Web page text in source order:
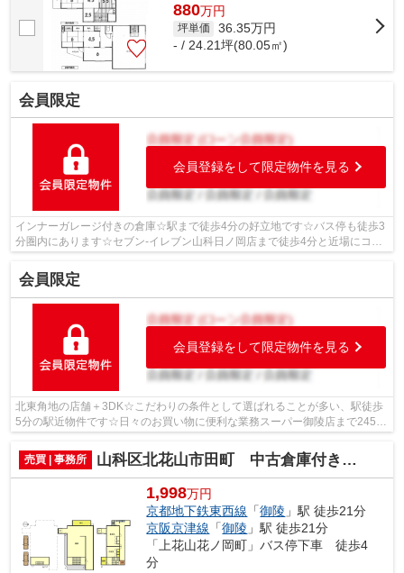
880万円
坪単価 36.35万円
- / 24.21坪(80.05㎡)
会員限定
会員登録をして限定物件を見る
インナーガレージ付きの倉庫☆駅まで徒歩4分の好立地です☆バス停も徒歩3
分圏内にあります☆セブン-イレブン山科日ノ岡店まで徒歩4分と近場にコン
ビニがあるのもポイント(^o^)
会員限定
会員登録をして限定物件を見る
北東角地の店舗＋3DK☆こだわりの条件として選ばれることが多い、駅徒歩
5分の駅近物件です☆日々のお買い物に便利な業務スーパー御陵店まで245m
です☆薬や日用品を買うのに便利なスギ薬局...
売買 | 事務所
山科区北花山市田町 中古倉庫付き事務所
1,998万円
京都地下鉄東西線 「御陵 」駅 徒歩21分
京阪京津線 「御陵 」駅 徒歩21分
「上花山花ノ岡町」バス停下車 徒歩4
分